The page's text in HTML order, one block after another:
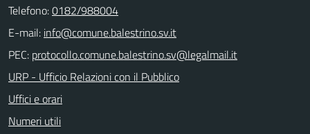
Telefono:0182/988004
E-mail:
PEC:
URP - Ufficio Relazioni con il Pubblico
Uffici e orari
Numeri utili